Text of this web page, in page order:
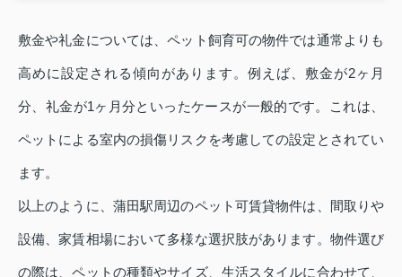
敷金や礼金については、ペット飼育可の物件では通常よりも
高めに設定される傾向があります。例えば、敷金が2ヶ月
分、礼金が1ヶ月分といったケースが一般的です。これは、
ペットによる室内の損傷リスクを考慮しての設定とされてい
ます。
以上のように、蒲田駅周辺のペット可賃貸物件は、間取りや
設備、家賃相場において多様な選択肢があります。物件選び
の際は、ペットの種類やサイズ、生活スタイルに合わせて、